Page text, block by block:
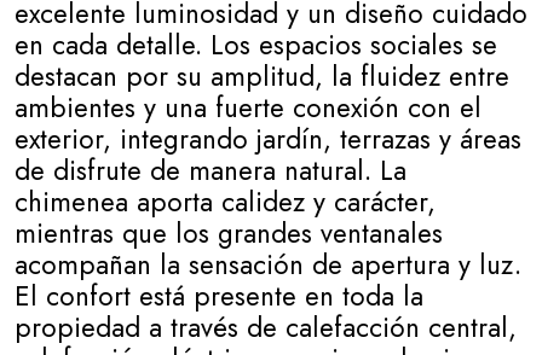
excelente luminosidad y un diseño cuidado
en cada detalle. Los espacios sociales se
destacan por su amplitud, la fluidez entre
ambientes y una fuerte conexión con el
exterior, integrando jardín, terrazas y áreas
de disfrute de manera natural. La
chimenea aporta calidez y carácter,
mientras que los grandes ventanales
acompañan la sensación de apertura y luz.
El confort está presente en toda la
propiedad a través de calefacción central,